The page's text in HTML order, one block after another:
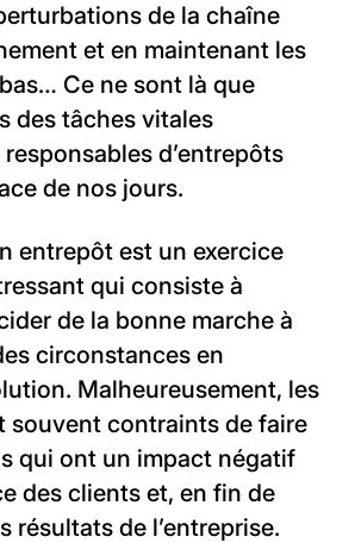
de la chaîne
et en maintenant les
Ce ne sont là que
des tâches vitales
d’entrepôts
de nos jours.
entrepôt est un exercice
qui consiste à
de la bonne marche à
circonstances en
Malheureusement, les
souvent contraints de faire
qui ont un impact négatif
des clients et, en fin de
résultats de l’entreprise.